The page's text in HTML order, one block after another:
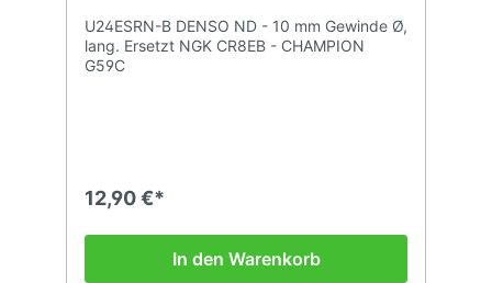
U24ESRN-B DENSO ND - 10 mm Gewinde Ø,
lang. Ersetzt NGK CR8EB - CHAMPION
G59C
12,90 €*
In den Warenkorb